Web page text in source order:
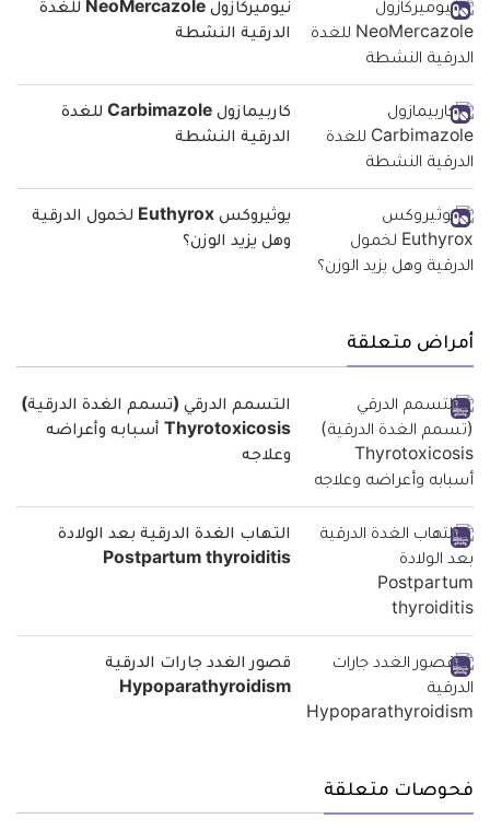
نيوميركازول NeoMercazole للغدة
الدرقية النشطة
كاربيمازول Carbimazole للغدة
الدرقية النشطة
يوثيروكس Euthyrox لخمول الدرقية
وهل يزيد الوزن؟
أمراض متعلقة
التسمم الدرقي (تسمم الغدة الدرقية)
Thyrotoxicosis أسبابه وأعراضه
وعلاجه
التهاب الغدة الدرقية بعد الولادة
Postpartum thyroiditis
قصور الغدد جارات الدرقية
Hypoparathyroidism
فحوصات متعلقة